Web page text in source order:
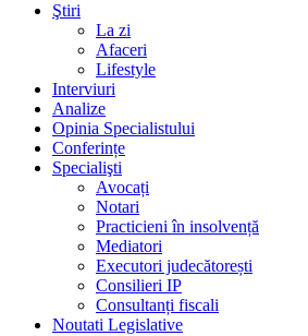
Ştiri
La zi
Afaceri
Lifestyle
Interviuri
Analize
Opinia Specialistului
Conferințe
Specialişti
Avocați
Notari
Practicieni în insolvență
Mediatori
Executori judecătorești
Consilieri IP
Consultanți fiscali
Noutati Legislative